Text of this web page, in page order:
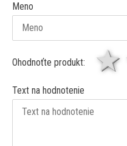
Meno
Ohodnoťte produkt:
Text na hodnotenie